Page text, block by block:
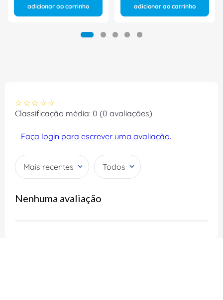
adicionar ao carrinho adicionar ao carrinho
☆ ☆ ☆ ☆ ☆
Classificação média: 0 (0 avaliações)
Faça login para escrever uma avaliação.
Mais recentes Todos
Nenhuma avaliação